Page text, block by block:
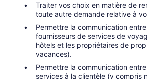
Traiter vos choix en matière de
toute autre demande relative à
Permettre la communication
fournisseurs de services de
hôtels et les propriétaires de
vacances).
Permettre la communication
services à la clientèle (y compris